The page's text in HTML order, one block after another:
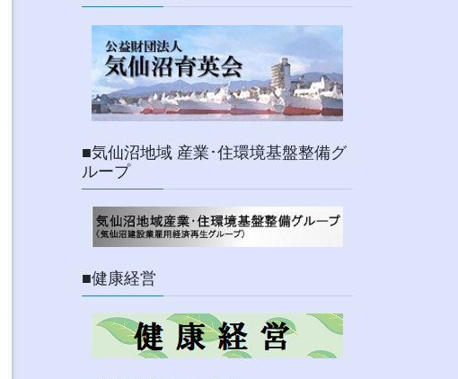
■気仙沼地域 産業･住環境基盤整備グ
ループ
■健康経営